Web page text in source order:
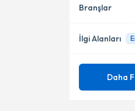
Çankaya
Konumuma
Branşlar
Kardiyoloji
İlgi Alanları
Mezuniyet
Daha